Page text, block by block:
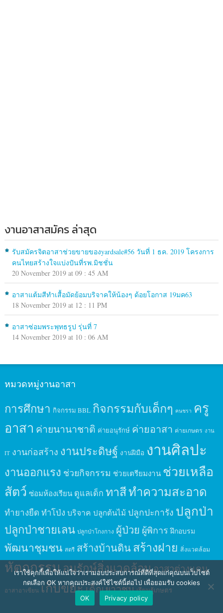
งานอาสาสมัคร ล่าสุด
รับสมัครจิตอาสาช่วยขายของyardsale#56 วันที่ 1 ธค. 2019 โครงการ
คนไทยสร้างใจแบ่งปันที่รพ.มิชชั่น
20 November 2019 at 09 : 45 AM
อาสาแต้มสีทำเสื้อมัดย้อมบริจาคให้น้องๆ ด้อยโอกาส 19มค63
18 November 2019 at 12 : 11 PM
อาสาซ่อมพระพุทธรูป รุ่นที่ 7
14 November 2019 at 10 : 06 AM
หมวดหมู่งานอาสา
การศึกษา กิจกรรม BBL กิจกรรมกับเด็กๆ คนชรา ครู
อาสา ค่ายนานาชาติ ค่ายอนุรักษ์ ค่ายอาสา ค่ายเกษตร งาน
IT งานก่อสร้าง งานประดิษฐ์ งานฝีมือ งานศิลปะ
งานออกแรง ช่วยกิจกรรม ช่วยเตรียมงาน ช่วยเหลือ
สัตว์ ซ่อมห้องเรียน ดูแลเด็ก ทาสีทำความสะอาด
ทำยางยืด ทำโป่ง บริจาค ปลูกต้นไม้ ปลูกปะการัง ปลูกป่า
ปลูกป่าชายเลน ปลูกป่าโกงกาง ผู้ป่วย ผู้พิการ ฝึกอบรม
พัฒนาชุมชน สตรี สร้างบ้านดินสร้างฝาย สิ่งแวดล้อม
หัตถกรรมอนุรักษ์สิ่งแวดล้อม อาสาต่างแดน
อาสาอาเซียน เก็บขยะเด็กเยาวชน เรียนรู้เกษตร
เราใช้คุกกี้เพื่อให้แน่ใจว่าเรามอบประสบการณ์ที่ดีที่สุดแก่คุณบนเว็บไซต์
กดเลือก OK หากคุณประสงค์ใช้ไซต์นี้ต่อไป เพื่อยอมรับ cookies
OK
Privacy policy